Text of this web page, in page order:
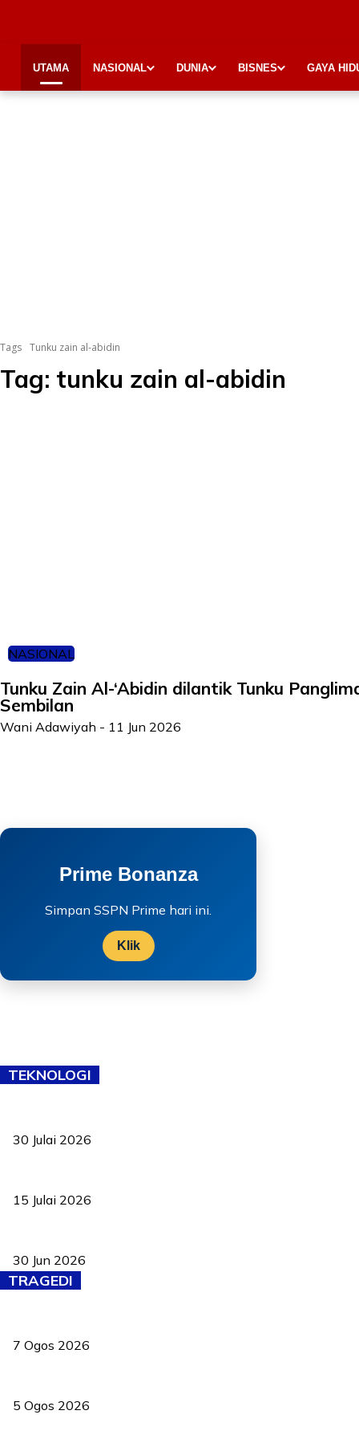
UTAMA NASIONAL DUNIA BISNES GAYA
Tags Tunku zain al-abidin
Tag: tunku zain al-abidin
NASIONAL
Tunku Zain Al-‘Abidin dilantik Tunku
Sembilan
Wani Adawiyah - 11 Jun 2026
Prime Bonanza
Simpan SSPN Prime hari ini.
Klik
TEKNOLOGI
30 Julai 2026
15 Julai 2026
30 Jun 2026
TRAGEDI
7 Ogos 2026
5 Ogos 2026